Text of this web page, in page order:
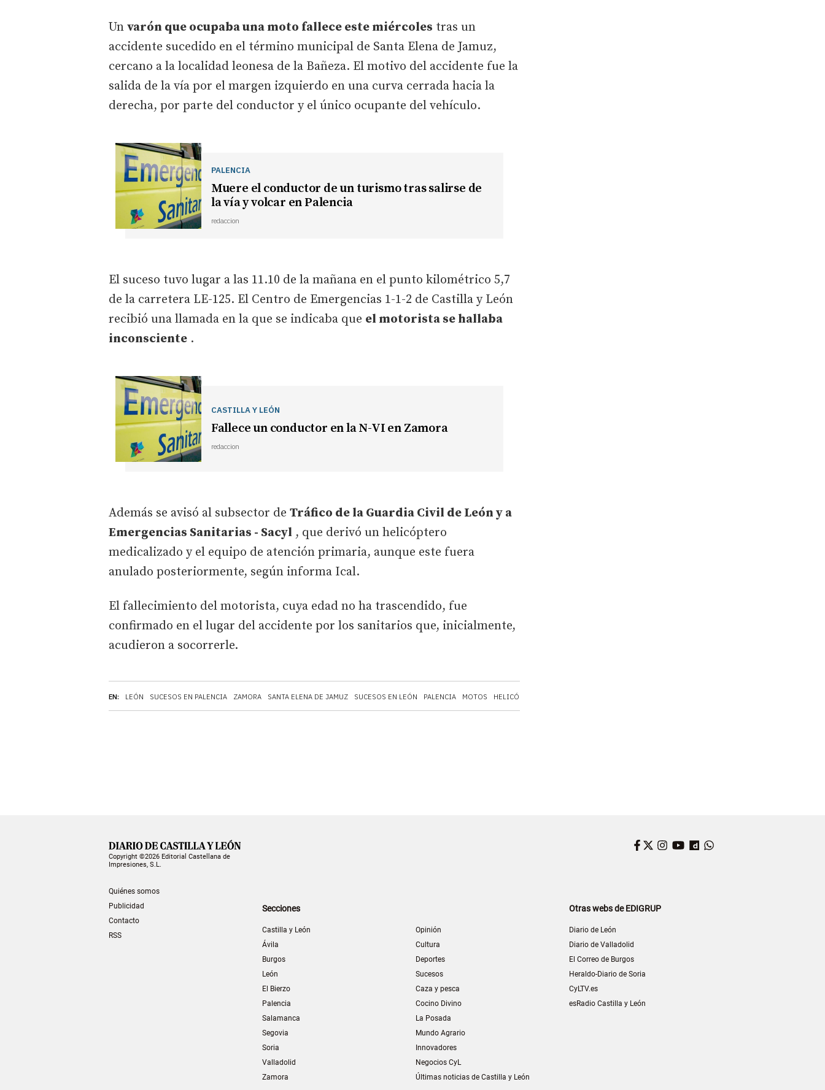
EN: LEÓN SUCESOS EN PALENCIA ZAMORA SANTA ELENA DE JAMUZ SUCESOS EN LEÓN PALENCIA MOTOS HELICÓPTERO
Un varón que ocupaba una moto fallece este miércoles tras un
accidente sucedido en el término municipal de Santa Elena de Jamuz,
cercano a la localidad leonesa de la Bañeza. El motivo del accidente fue la
salida de la vía por el margen izquierdo en una curva cerrada hacia la
derecha, por parte del conductor y el único ocupante del vehículo.
PALENCIA
Muere el conductor de un turismo tras salirse de
la vía y volcar en Palencia
redaccion
El suceso tuvo lugar a las 11.10 de la mañana en el punto kilométrico 5,7
de la carretera LE-125. El Centro de Emergencias 1-1-2 de Castilla y León
recibió una llamada en la que se indicaba que el motorista se hallaba
inconsciente .
CASTILLA Y LEÓN
Fallece un conductor en la N-VI en Zamora
redaccion
Además se avisó al subsector de Tráfico de la Guardia Civil de León y a
Emergencias Sanitarias - Sacyl , que derivó un helicóptero
medicalizado y el equipo de atención primaria, aunque este fuera
anulado posteriormente, según informa Ical.
El fallecimiento del motorista, cuya edad no ha trascendido, fue
confirmado en el lugar del accidente por los sanitarios que, inicialmente,
acudieron a socorrerle.
Copyright ©2026 Editorial Castellana de
Impresiones, S.L.
Quiénes somos
Publicidad
Contacto
RSS
Facebook
Twitter
Instagram
YouTube
Dailymotion
Secciones
Castilla y León
Ávila
Burgos
León
El Bierzo
Palencia
Salamanca
Segovia
Soria
Valladolid
Zamora
Opinión
Cultura
Deportes
Sucesos
Caza y pesca
Cocino Divino
La Posada
Mundo Agrario
Innovadores
Negocios CyL
Últimas noticias de Castilla y León
Otras webs de EDIGRUP
Diario de León
Diario de Valladolid
El Correo de Burgos
Heraldo-Diario de Soria
CyLTV.es
esRadio Castilla y León